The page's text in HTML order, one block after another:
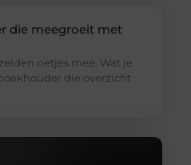
die meegroeit met
netjes mee. Wat je
die overzicht